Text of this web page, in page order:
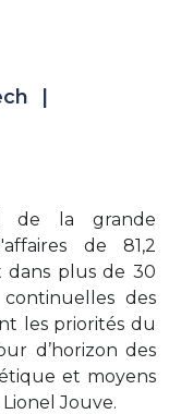
de la grande
de 81,2
dans plus de 30
des
les priorités du
d’horizon des
et moyens
Jouve.